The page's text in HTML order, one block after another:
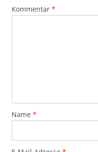
Kommentar *
Name *